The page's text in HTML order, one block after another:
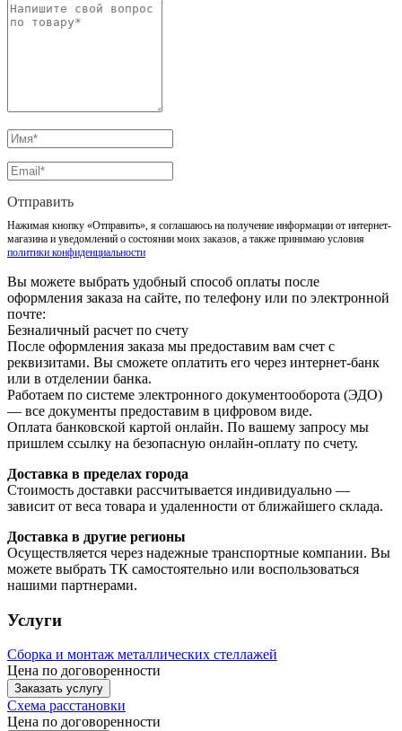
Отправить
Нажимая кнопку «Отправить», я соглашаюсь на получение информации от интернет-
магазина и уведомлений о состоянии моих заказов, а также принимаю условия
политики конфиденциальности
Вы можете выбрать удобный способ оплаты после
оформления заказа на сайте, по телефону или по электронной
почте:
Безналичный расчет по счету
После оформления заказа мы предоставим вам счет с
реквизитами. Вы сможете оплатить его через интернет-банк
или в отделении банка.
Работаем по системе электронного документооборота (ЭДО)
— все документы предоставим в цифровом виде.
Оплата банковской картой онлайн. По вашему запросу мы
пришлем ссылку на безопасную онлайн-оплату по счету.
Доставка в пределах города
Стоимость доставки рассчитывается индивидуально —
зависит от веса товара и удаленности от ближайшего склада.
Доставка в другие регионы
Осуществляется через надежные транспортные компании. Вы
можете выбрать ТК самостоятельно или воспользоваться
нашими партнерами.
Услуги
Сборка и монтаж металлических стеллажей
Цена по договоренности
Заказать услугу
Схема расстановки
Цена по договоренности